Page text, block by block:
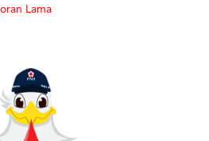
Lama